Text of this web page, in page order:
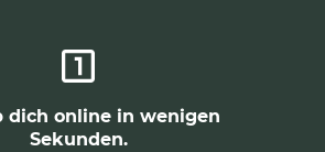
dich online in wenigen
Sekunden.